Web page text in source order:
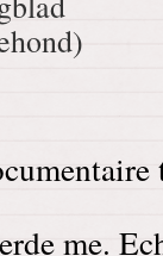
me.